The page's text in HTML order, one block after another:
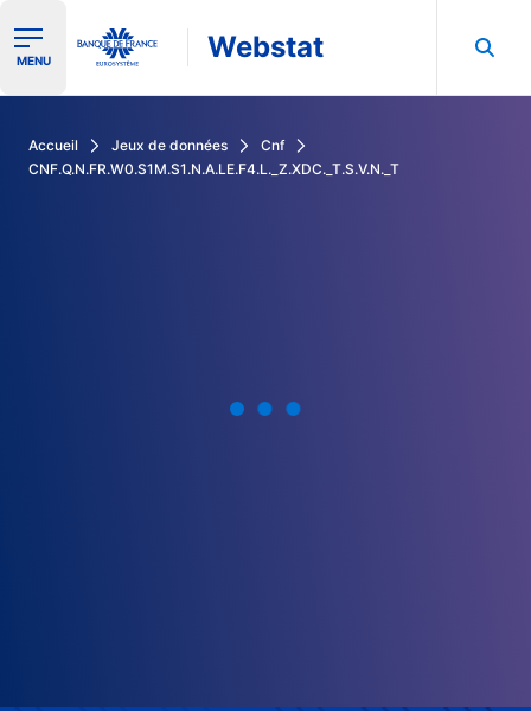
Ouvrir le menu de navigation
MENU Webstat
Accueil Jeux de données
Cnf
CNF.Q.N.FR.W0.S1M.S1.N.A.LE.F4.L._Z.XDC._T.S.V.N._T